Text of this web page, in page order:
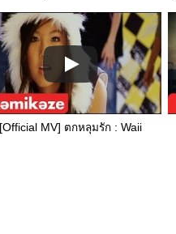
[Official MV] ตกหลุมรัก : Waii